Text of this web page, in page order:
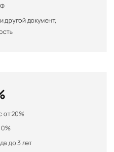
другой документ,
от 20%
до 3 лет